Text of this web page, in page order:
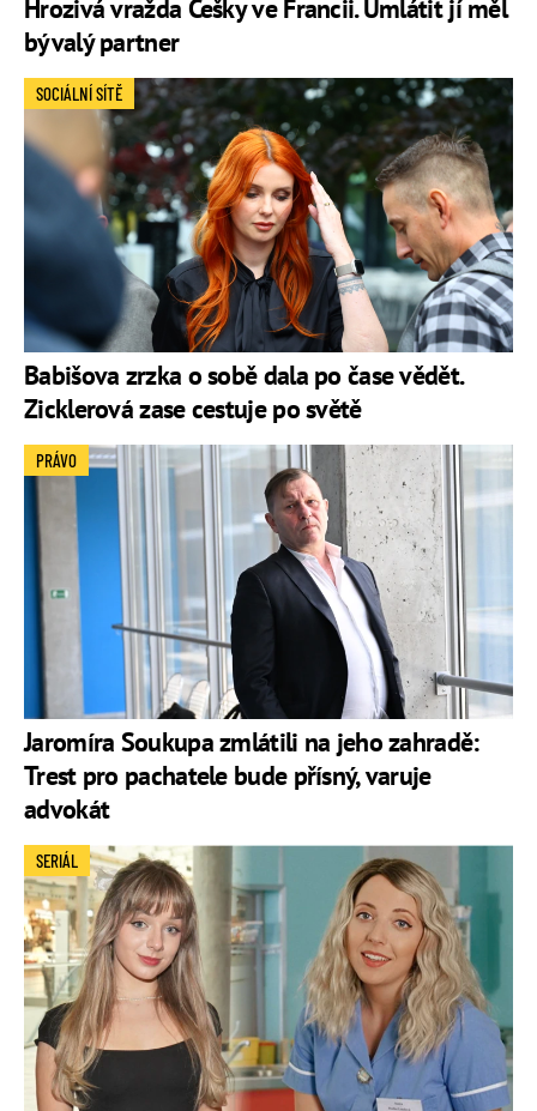
Hrozivá vražda Češky ve Francii. Umlátit jí měl
bývalý partner
Babišova zrzka o sobě dala po čase vědět.
Zicklerová zase cestuje po světě
SOCIÁLNÍ SÍTĚ
Jaromíra Soukupa zmlátili na jeho zahradě:
Trest pro pachatele bude přísný, varuje
advokát
PRÁVO
SERIÁL